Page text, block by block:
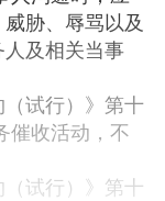
胁、辱骂以及
及相关当事
（试行）》第十
催收活动，不
（试行）》第十